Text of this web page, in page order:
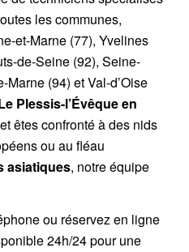
les communes,
et-Marne (77), Yvelines
de-Seine (92), Seine-
(94) et Val-d’Oise
Plessis-l’Évêqueen
et êtes confronté à des nids
ou au fléau
asiatiques, notre équipe
ou réservez en ligne
24h/24pour une